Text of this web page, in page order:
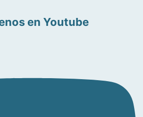
en Youtube